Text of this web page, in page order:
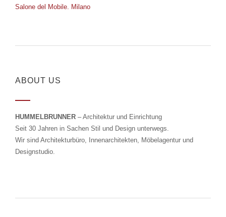
Salone del Mobile. Milano
ABOUT US
HUMMELBRUNNER – Architektur und Einrichtung
Seit 30 Jahren in Sachen Stil und Design unterwegs.
Wir sind Architekturbüro, Innenarchitekten, Möbelagentur und
Designstudio.